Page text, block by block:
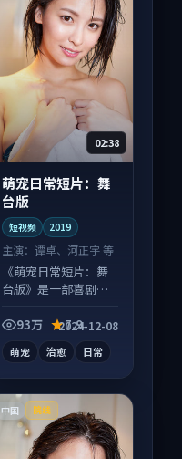
02:38
萌宠日常短片：舞
台版
短视频 2019
主演：谭卓、河正宇 等
《萌宠日常短片：舞
台版》是一部喜剧向
事并行，细节值得二
93万 7.9
2024-12-08
萌宠 治愈 日常
中国 院线